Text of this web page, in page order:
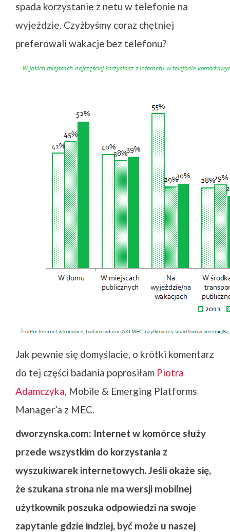
spada korzystanie z netu w telefonie na
wyjeździe. Czyżbyśmy coraz chętniej
preferowali wakacje bez telefonu?
Jak pewnie się domyślacie, o krótki komentarz
do tej części badania poprosiłam Piotra
Adamczyka, Mobile & Emerging Platforms
Manager’a z MEC.
dworzynska.com: Internet w komórce służy
przede wszystkim do korzystania z
wyszukiwarek internetowych. Jeśli okaże się,
że szukana strona nie ma wersji mobilnej
użytkownik poszuka odpowiedzi na swoje
zapytanie gdzie indziej, być może u naszej